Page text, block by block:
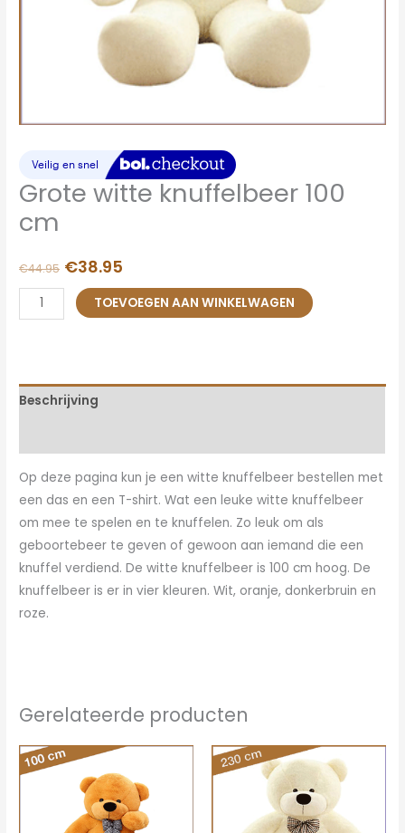
Grote witte knuffelbeer 100
cm
€44.95 €38.95
TOEVOEGEN AAN WINKELWAGEN
Beschrijving
Op deze pagina kun je een witte knuffelbeer bestellen met
een das en een T-shirt. Wat een leuke witte knuffelbeer
om mee te spelen en te knuffelen. Zo leuk om als
geboortebeer te geven of gewoon aan iemand die een
knuffel verdiend. De witte knuffelbeer is 100 cm hoog. De
knuffelbeer is er in vier kleuren. Wit, oranje, donkerbruin en
roze.
Gerelateerde producten
Oorspronkelijke
prijs
was:
€44.95.
Huidige
is:
€38.95.
Oorspronkelijke
prijs
was:
€200.00.
Huidige
prijs
is: